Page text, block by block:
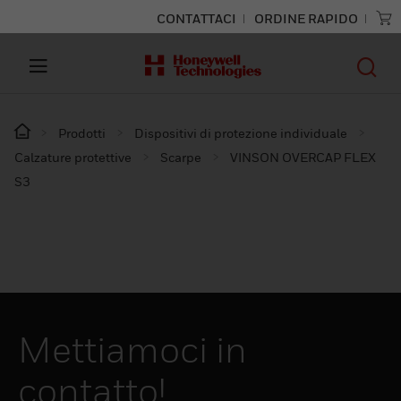
CONTATTACI ORDINE RAPIDO
Prodotti
Dispositivi di protezione individuale
Calzature protettive
Scarpe
VINSON OVERCAP FLEX
S3
Mettiamoci in
contatto!